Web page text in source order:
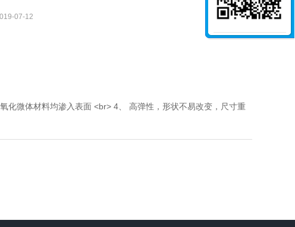
07-12
化微体材料均渗入表面 <br> 4、 高弹性，形状不易改变，尺寸重